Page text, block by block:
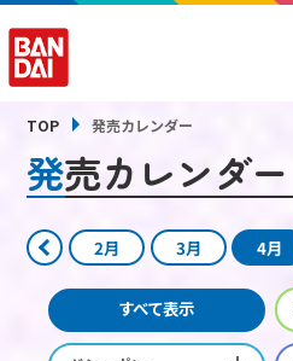
TOP 発売カレンダー
発売カレンダー
2月 3月 4月
すべて表示